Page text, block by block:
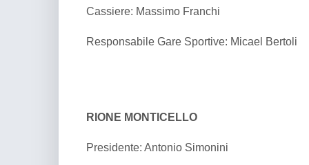
Cassiere: Massimo Franchi
Responsabile Gare Sportive: Micael Bertoli
RIONE MONTICELLO
Presidente: Antonio Simonini